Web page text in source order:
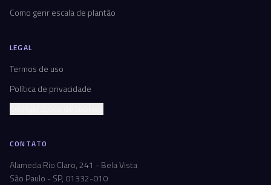
Como gerir escala de plantão
LEGAL
Termos de uso
Política de privacidade
CONTATO
Alameda Rio Claro, 241 - Bela Vista
São Paulo - SP, 01332-010